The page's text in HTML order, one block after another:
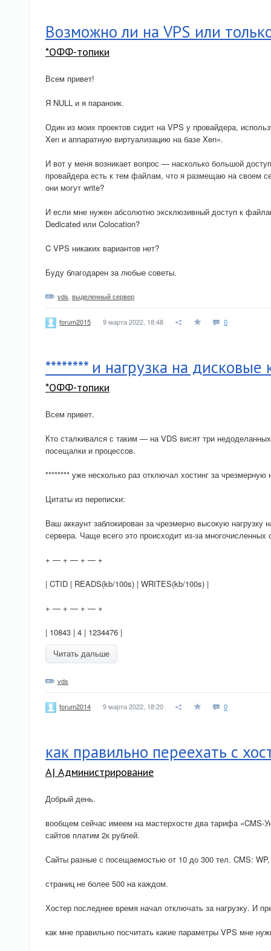
Возможно ли на VPS или
*ОФФ-топики
Всем привет!
Я NULL и я параноик.
Один из моих проектов сидит на VPS у провайдера,
Xen и аппаратную виртуализацию на базе Xen».
И вот у меня возникает вопрос — насколько большой
провайдера есть к тем файлам, что я размещаю на своем
они могут write?
И если мне нужен абсолютно эксклюзивный доступ к
Dedicated или Colocation?
C VPS никаких вариантов нет?
Буду благодарен за любые советы.
vds выделенный сервер
forum2015 9 марта 2022, 18:48 0
******** и нагрузка на дисковые
*ОФФ-топики
Всем привет.
Кто сталкивался с таким — на VDS висят три
посещалки и процессов.
******** уже несколько раз отключал хостинг за чрезмерную
Цитаты из переписки:
Ваш аккаунт заблокирован за чрезмерно высокую нагрузку
сервера. Чаще всего это происходит из-за многочисленных
+ — + — + — +
| CTID | READS(kb/100s) | WRITES(kb/100s) |
+ — + — + — +
| 10843 | 4 | 1234476 |
Читать дальше
vds
forum2014 9 марта 2022, 18:20 0
как правильно переехать с
A| Администрирование
Добрый день.
вообщем сейчас имеем на мастерхосте два тарифа «CMS-
сайтов платим 2к рублей.
Сайты разные с посещаемостью от 10 до 300 тел. CMS:
страниц не более 500 на каждом.
Хостер последнее время начал отключать за нагрузку. И
как мне правильно посчитать какие параметры VPS мне